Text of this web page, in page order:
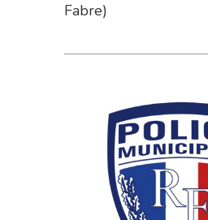
Fabre)